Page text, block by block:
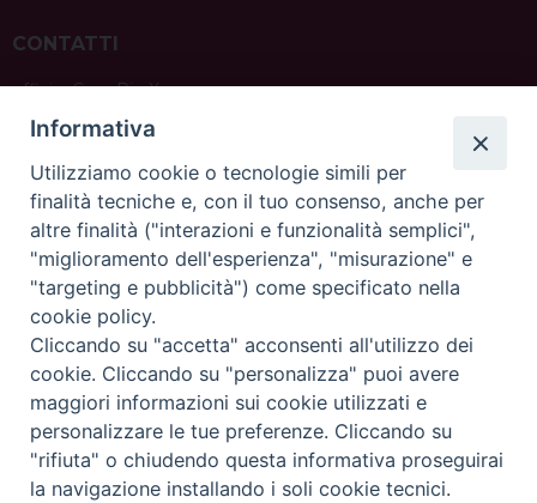
CONTATTI
ufficio: Casa Pio X
via Bonporti, 20 – 35141 Padova
tel: +39 351 619 2354
e mail:ufficiovocazionipadova@gmail.com
sede: Casa Sant'Andrea
via Valmarana, 20 – 35133 Padova
instagram:@casasantandreapadova
e mail:casasantandreapadova@gmail.com
Copyright© ChiesadiPadova2022 Privacy Policy
Informativa
Utilizziamo cookie o tecnologie simili per
finalità tecniche e, con il tuo consenso, anche per
altre finalità ("interazioni e funzionalità semplici",
"miglioramento dell'esperienza", "misurazione" e
"targeting e pubblicità") come specificato nella
cookie policy.
Cliccando su "accetta" acconsenti all'utilizzo dei
cookie. Cliccando su "personalizza" puoi avere
maggiori informazioni sui cookie utilizzati e
personalizzare le tue preferenze. Cliccando su
"rifiuta" o chiudendo questa informativa proseguirai
la navigazione installando i soli cookie tecnici.